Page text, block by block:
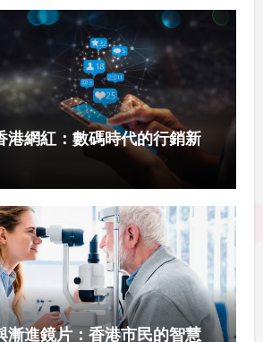
港網紅：數碼時代的行銷新
漸進鏡片：香港市民的智慧